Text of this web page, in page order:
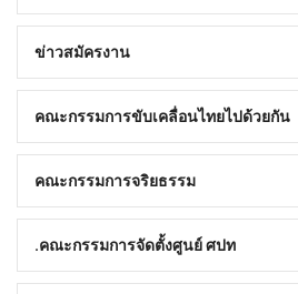
ข่าวสมัครงาน
คณะกรรมการขับเคลื่อนไทยไปด้วยกัน
คณะกรรมการจริยธรรม
คณะกรรมการจัดตั้งศูนย์ ศปท.